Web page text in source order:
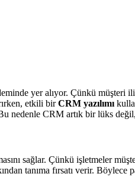
yer alıyor. Çünkü müşteri
etkili birCRM yazılımı
nedenle CRM artık bir lüks
sağlar. Çünkü işletmeler
tanıma fırsatı verir.